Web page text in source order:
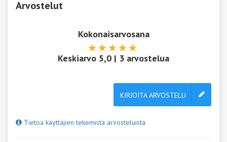
Arvostelut
Kokonaisarvosana
Keskiarvo 5,0 | 3 arvostelua
KIRJOITA ARVOSTELU
Tietoa käyttäjien tekemistä arvosteluista